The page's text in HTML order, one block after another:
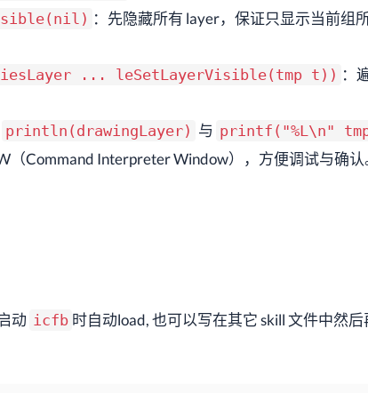
：先隐藏所有 layer，保证只显示当前组
... leSetLayerVisible(tmp t)) ：
println(drawingLayer) 与 printf("%L\n"
（Command Interpreter Window），方便调试与确认
动 icfb 时自动load, 也可以写在其它 skill 文件中然后